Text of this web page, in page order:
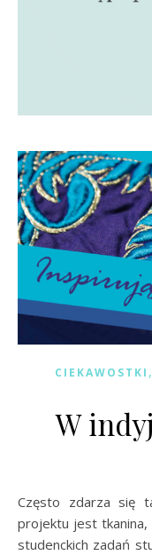
CIEKAWOSTKI ,
W
Często zdarza się tak, że inspiracją do przygotowania
projektu jest tkanina,
studenckich zadań